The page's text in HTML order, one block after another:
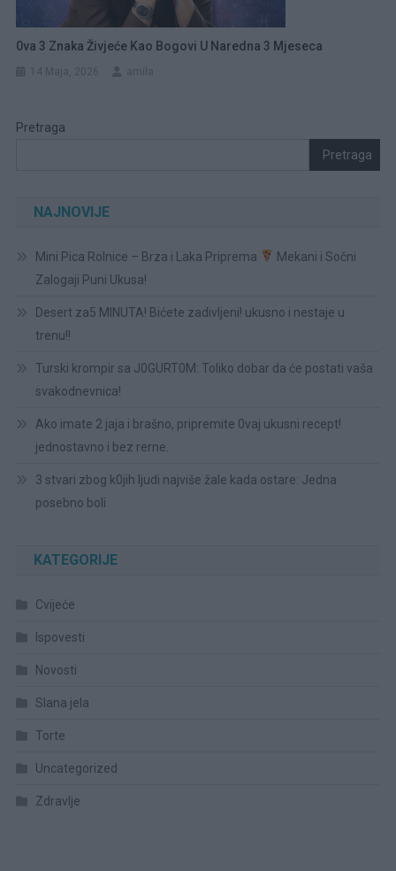
0va 3 Znaka Živjeće Kao Bogovi U Naredna 3 Mjeseca
Pretraga
Pretraga
NAJNOVIJE
Mini Pica Rolnice – Brza i Laka Priprema
Mekani i Sočni
Zalogaji Puni Ukusa!
Desert za5 MINUTA! Bićete zadivljeni! ukusno i nestaje u
trenu!!
Turski krompir sa J0GURT0M: Toliko dobar da će postati vaša
svakodnevnica!
Ako imate 2 jaja i brašno, pripremite 0vaj ukusni recept!
jednostavno i bez rerne.
3 stvari zbog k0jih ljudi najviše žale kada ostare: Jedna
posebno boli
KATEGORIJE
Cvijeće
Ispovesti
Novosti
Slana jela
Torte
Uncategorized
Zdravlje